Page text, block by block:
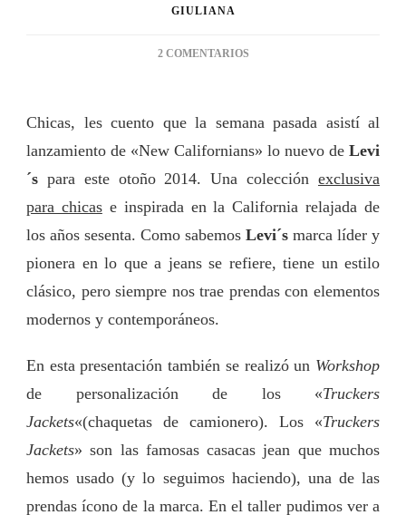
GIULIANA
2 COMENTARIOSEN
NUEVO
DE
´S
PARA
TEMPORADA.
Chicas, les cuento que la semana pasada asistí al
lanzamiento de «New Californians» lo nuevo de Levi
´s para este otoño 2014. Una colección exclusiva
para chicase inspirada en la California relajada de
los años sesenta. Como sabemos Levi´s marca líder y
pionera en lo que a jeans se refiere, tiene un estilo
clásico, pero siempre nos trae prendas con elementos
modernos y contemporáneos.
En esta presentación también se realizó un Workshop
de personalización de los «Truckers
Jackets«(chaquetas de camionero). Los «Truckers
Jackets» son las famosas casacas jean que muchos
hemos usado (y lo seguimos haciendo), una de las
prendas ícono de la marca. En el taller pudimos ver a